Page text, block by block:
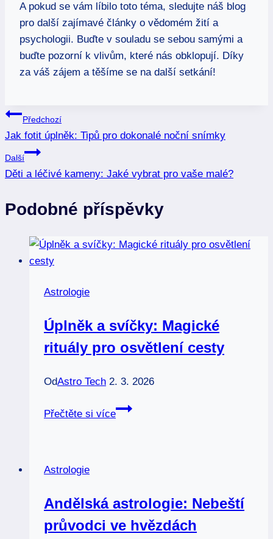
A pokud se vám líbilo toto téma, sledujte náš blog
pro další zajímavé články o vědomém žití a
psychologii. Buďte v souladu se sebou samými a
buďte pozorní k vlivům, které nás obklopují. Díky
za váš zájem a těšíme se na další setkání!
Navigace
pro
příspěvek
Předchozí
Jak fotit úplněk: Tipů pro dokonalé noční snímky
Další
Děti a léčivé kameny: Jaké vybrat pro vaše malé?
Podobné příspěvky
Astrologie
Úplněk a svíčky: Magické
rituály pro osvětlení cesty
OdAstro Tech 2. 3. 2026
Přečtěte si více
Úplněk
osvětlení
cesty
Astrologie
Andělská astrologie: Nebeští
průvodci ve hvězdách